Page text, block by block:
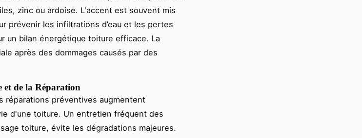
zinc ou ardoise. L'accent est souvent mis
prévenir les infiltrations d’eau et les pertes
un bilan énergétique toiture efficace. La
après des dommages causés par des
et de la Réparation
réparations préventives augmentent
d'une toiture. Un entretien fréquent des
toiture, évite les dégradations majeures.